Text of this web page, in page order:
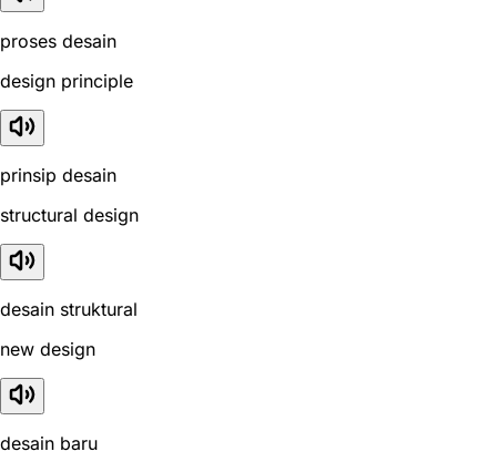
proses desain
design principle
prinsip desain
structural design
desain struktural
new design
desain baru